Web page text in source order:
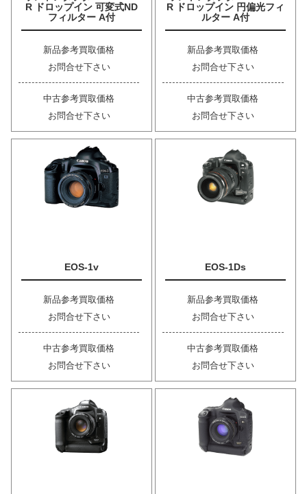
R ドロップイン 可変式ND
フィルター A付
新品参考買取価格
お問合せ下さい
中古参考買取価格
お問合せ下さい
R ドロップイン 円偏光フィ
ルター A付
新品参考買取価格
お問合せ下さい
中古参考買取価格
お問合せ下さい
EOS-1v
新品参考買取価格
お問合せ下さい
中古参考買取価格
お問合せ下さい
EOS-1Ds
新品参考買取価格
お問合せ下さい
中古参考買取価格
お問合せ下さい